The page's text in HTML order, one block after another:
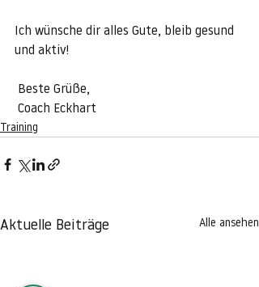
Ich wünsche dir alles Gute, bleib gesund
und aktiv!
Beste Grüße,
Coach Eckhart
Training
Aktuelle Beiträge Alle ansehen